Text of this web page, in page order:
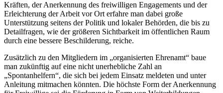
Kräften, der Anerkennung des freiwilligen Engagements und der
Erleichterung der Arbeit vor Ort erfahre man dabei große
Unterstützung seitens der Politik und lokaler Behörden, die bis zu
Detailfragen, wie der größeren Sichtbarkeit im öffentlichen Raum
durch eine bessere Beschilderung, reiche.
Zusätzlich zu den Mitgliedern im „organisierten Ehrenamt“ baue
man zukünftig auf eine nicht unerhebliche Zahl an
„Spontanhelfern“, die sich bei jedem Einsatz meldeten und unter
Anleitung mitmachen könnten. Die höchste Form der Anerkennung